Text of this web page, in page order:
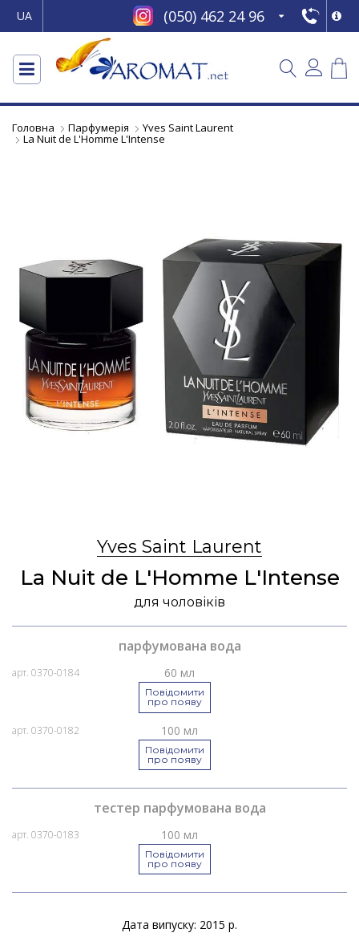
UA (050) 462 24 96
Головна Парфумерія Yves Saint Laurent
La Nuit de L'Homme L'Intense
Yves Saint Laurent
La Nuit de L'Homme L'Intense
для чоловіків
парфумована вода
арт. 0370-0184 60 мл
Повідомити
про появу
арт. 0370-0182 100 мл
Повідомити
про появу
тестер парфумована вода
арт. 0370-0183 100 мл
Повідомити
про появу
Дата випуску: 2015 р.